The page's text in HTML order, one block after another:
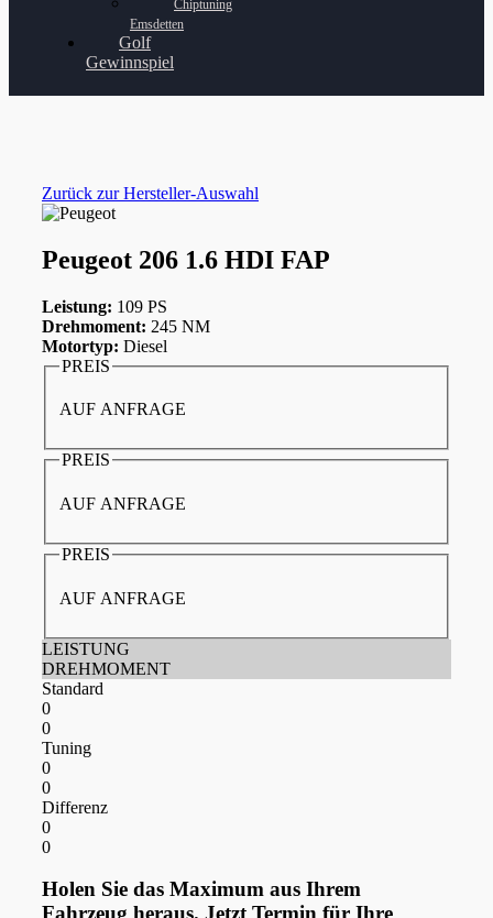
Chiptuning
Emsdetten
Golf
Gewinnspiel
Zurück zur Hersteller-Auswahl
Peugeot 206 1.6 HDI FAP
Leistung: 109 PS
Drehmoment: 245 NM
Motortyp: Diesel
PREIS
AUF ANFRAGE
PREIS
AUF ANFRAGE
PREIS
AUF ANFRAGE
LEISTUNG
DREHMOMENT
Standard
0
0
Tuning
0
0
Differenz
0
0
Holen Sie das Maximum aus Ihrem